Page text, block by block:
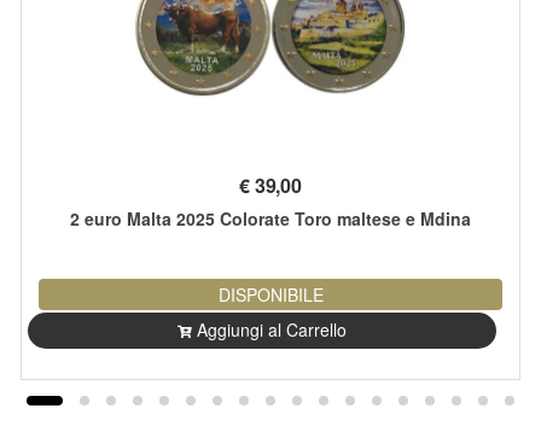
€39,00
2 euro Malta 2025 Colorate Toro maltese e Mdina
DISPONIBILE
Aggiungi al Carrello